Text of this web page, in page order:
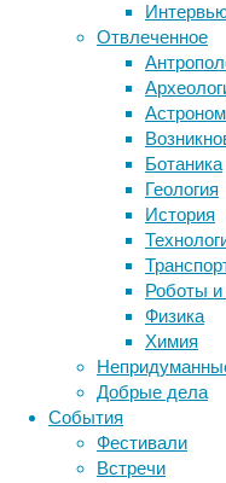
Отвлеченное
Ботаника
Геология
История
Роботы
Физика
Химия
Добрые дела
События
Фестивали
Встречи
время
прошлых
исследований
витаминных
препаратах
находили
различия
между
указанным
и
фактическим
содержанием
Метки
ДНК бактерии
генетика
здоровье
лекарства
мозг наука
поведение
сон